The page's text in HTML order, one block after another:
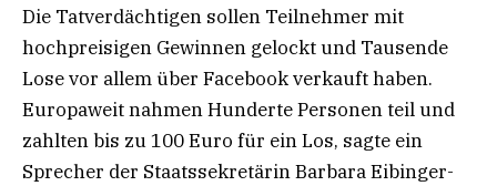
Die Tatverdächtigen sollen Teilnehmer mit
hochpreisigen Gewinnen gelockt und Tausende
Lose vor allem über Facebook verkauft haben.
Europaweit nahmen Hunderte Personen teil und
zahlten bis zu 100 Euro für ein Los, sagte ein
Sprecher der Staatssekretärin Barbara Eibinger-